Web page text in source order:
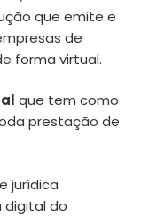
que emite e
de
forma virtual.
que tem como
prestação de
jurídica
digital do